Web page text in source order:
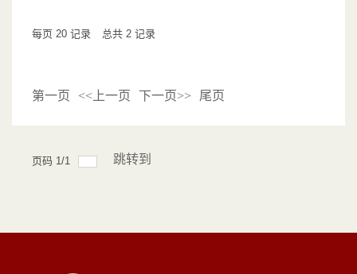
每页 20 记录 总共 2 记录
第一页 <<上一页 下一页>> 尾页
页码 1/1 跳转到